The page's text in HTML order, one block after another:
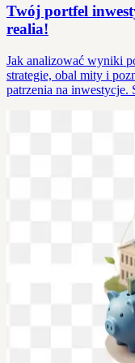
Twój portfel
realia!
Jak analizować wyniki
strategie, obal mity i
patrzenia na inwestycje.